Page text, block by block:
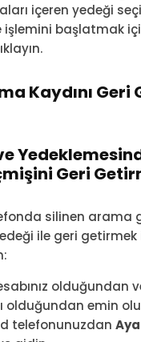
içeren yedeği
işlemini başlatmak
Kaydını Geri
Geri
silinen arama
ile geri getirmek
olduğundan
olduğundan emin
telefonunuzdan